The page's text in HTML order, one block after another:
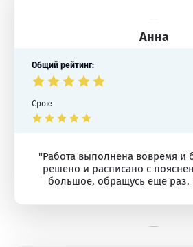
Анна
Общий рейтинг:
Срок:
"Работа выполнена вовремя и
решено и расписано с
большое, обращусь еще раз.